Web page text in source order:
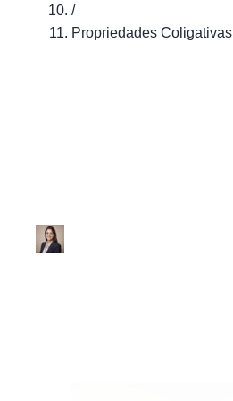
/
Propriedades Coligativas